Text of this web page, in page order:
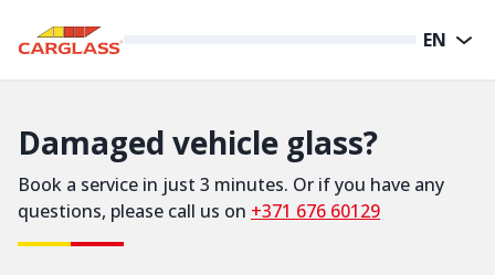
EN
Damaged vehicle glass?
Book a service in just 3 minutes. Or if you have any
questions, please call us on +371 676 60129